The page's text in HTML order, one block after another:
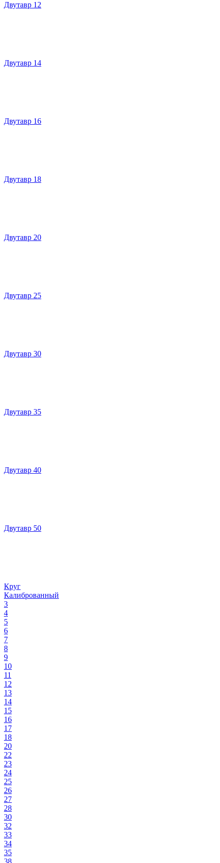
Двутавр 12
Двутавр 14
Двутавр 16
Двутавр 18
Двутавр 20
Двутавр 25
Двутавр 30
Двутавр 35
Двутавр 40
Двутавр 50
Круг
Калиброванный
3
4
5
6
7
8
9
10
11
12
13
14
15
16
17
18
20
22
23
24
25
26
27
28
30
32
33
34
35
38